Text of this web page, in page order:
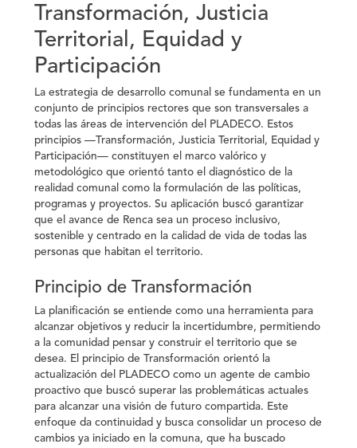
Transformación, Justicia
Territorial, Equidad y
Participación
La estrategia de desarrollo comunal se fundamenta en un
conjunto de principios rectores que son transversales a
todas las áreas de intervención del PLADECO. Estos
principios —Transformación, Justicia Territorial, Equidad y
Participación— constituyen el marco valórico y
metodológico que orientó tanto el diagnóstico de la
realidad comunal como la formulación de las políticas,
programas y proyectos. Su aplicación buscó garantizar
que el avance de Renca sea un proceso inclusivo,
sostenible y centrado en la calidad de vida de todas las
personas que habitan el territorio.
Principio de Transformación
La planificación se entiende como una herramienta para
alcanzar objetivos y reducir la incertidumbre, permitiendo
a la comunidad pensar y construir el territorio que se
desea. El
principio de Transformación orientó la
actualización del PLADECO como un agente de cambio
proactivo que buscó superar las problemáticas actuales
para alcanzar una visión de futuro compartida. Este
enfoque da continuidad y busca consolidar un proceso de
cambios ya iniciado en la comuna, que ha buscado